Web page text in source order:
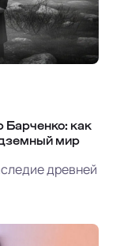
Барченко: как
мир
древней